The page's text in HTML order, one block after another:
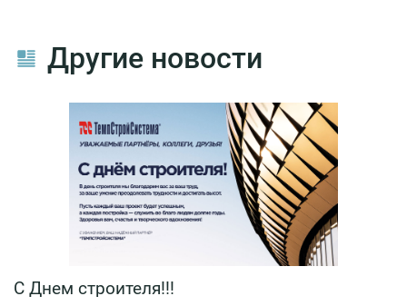
Другие новости
С Днем строителя!!!